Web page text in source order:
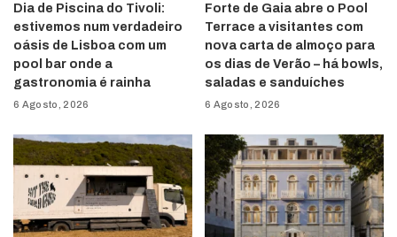
Dia de Piscina do Tivoli:
estivemos num verdadeiro
oásis de Lisboa com um
pool bar onde a
gastronomia é rainha
6 Agosto, 2026
Forte de Gaia abre o Pool
Terrace a visitantes com
nova carta de almoço para
os dias de Verão – há bowls,
saladas e sanduíches
6 Agosto, 2026